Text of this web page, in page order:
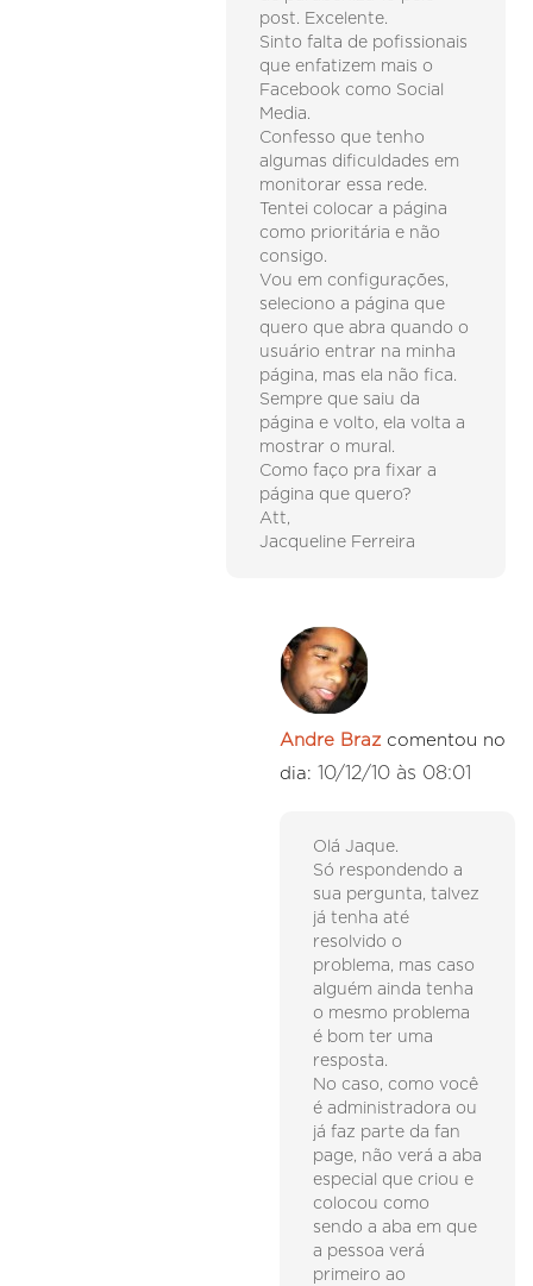
post. Excelente.
Sinto falta de pofissionais
que enfatizem mais o
Facebook como Social
Media.
Confesso que tenho
algumas dificuldades em
monitorar essa rede.
Tentei colocar a página
como prioritária e não
consigo.
Vou em configurações,
seleciono a página que
quero que abra quando o
usuário entrar na minha
página, mas ela não fica.
Sempre que saiu da
página e volto, ela volta a
mostrar o mural.
Como faço pra fixar a
página que quero?
Att,
Jacqueline Ferreira
Andre Braz comentou no
dia: 10/12/10 às 08:01
Olá Jaque.
Só respondendo a
sua pergunta, talvez
já tenha até
resolvido o
problema, mas caso
alguém ainda tenha
o mesmo problema
é bom ter uma
resposta.
No caso, como você
é administradora ou
já faz parte da fan
page, não verá a aba
especial que criou e
colocou como
sendo a aba em que
a pessoa verá
primeiro ao